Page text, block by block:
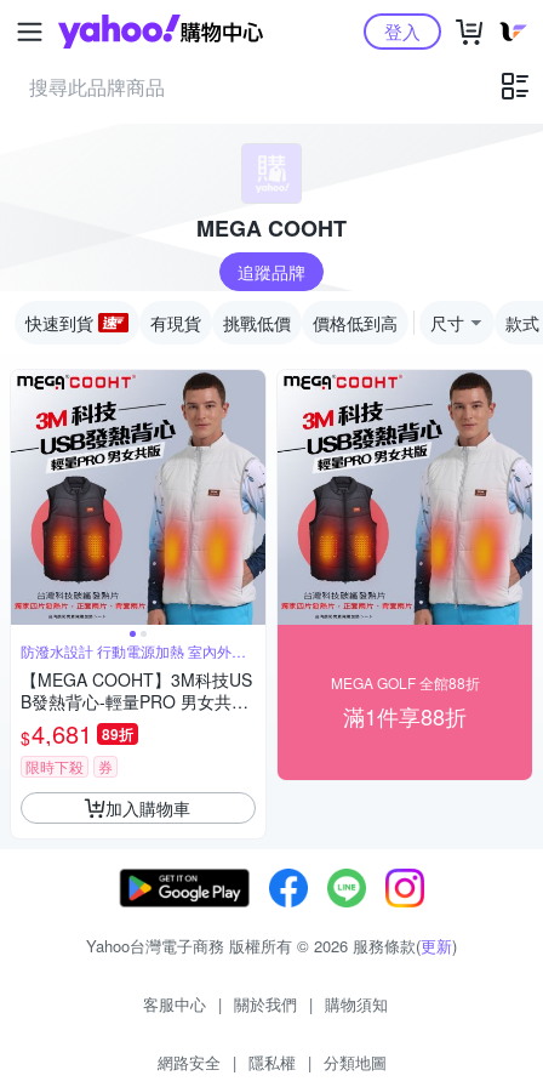
Yahoo購物中心登入
MEGA COOHT
追蹤品牌
快速到貨 有現貨 挑戰低價 價格低到高 尺寸 款式
防潑水設計 行動電源加熱 室內外一
樣溫暖
【MEGA COOHT】3M科技US
B發熱背心-輕量PRO 男女共版
HT-M710
$4,681 89折
限時下殺 券
加入購物車
MEGA GOLF 全館88折
滿1件享88折
Yahoo台灣電子商務 版權所有 © 2026 服務條款(更新)
客服中心 | 關於我們 | 購物須知
網路安全 | 隱私權 | 分類地圖